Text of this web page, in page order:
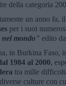
della categoria
un anno
per i suoi
nel mondo” edito da
in Burkina Faso,
1984 al 2000,
tra mille
culture con